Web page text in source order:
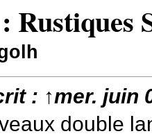
: ↑mer. juin
double